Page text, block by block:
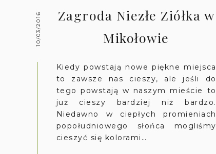
10/03/2016
Zagroda Niezłe Ziółka w
Mikołowie
Kiedy powstają nowe piękne miejsca
to zawsze nas cieszy, ale jeśli do
tego powstają w naszym mieście to
już cieszy bardziej niż bardzo.
Niedawno w ciepłych promieniach
popołudniowego słońca mogliśmy
cieszyć się kolorami…